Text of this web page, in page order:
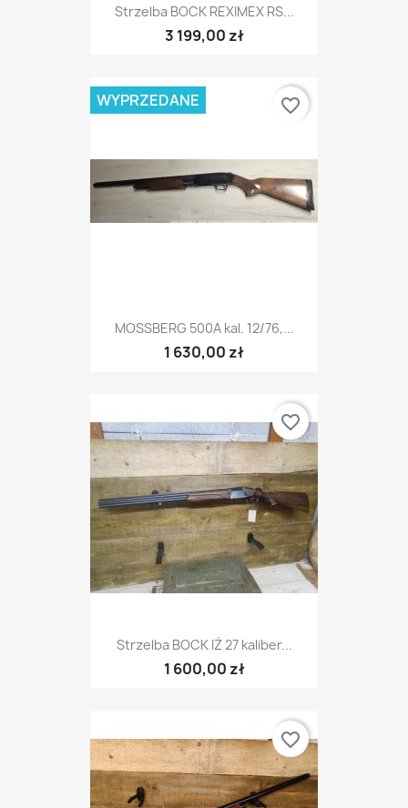
Strzelba BOCK REXIMEX RS...
3 199,00 zł
MOSSBERG 500A kal. 12/76,...
1 630,00 zł
WYPRZEDANE favorite_border
Strzelba BOCK IŻ 27 kaliber...
1 600,00 zł
favorite_border
favorite_border